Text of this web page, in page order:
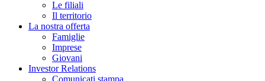
Le filiali
Il territorio
La nostra offerta
Famiglie
Imprese
Giovani
Investor Relations
Comunicati stampa